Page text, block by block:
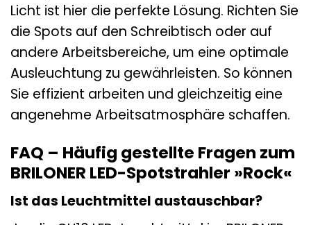
Licht ist hier die perfekte Lösung. Richten Sie
die Spots auf den Schreibtisch oder auf
andere Arbeitsbereiche, um eine optimale
Ausleuchtung zu gewährleisten. So können
Sie effizient arbeiten und gleichzeitig eine
angenehme Arbeitsatmosphäre schaffen.
FAQ – Häufig gestellte Fragen zum
BRILONER LED-Spotstrahler »Rock«
Ist das Leuchtmittel austauschbar?